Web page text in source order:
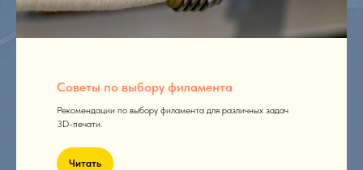
Советы по выбору филамента
Рекомендации по выбору филамента для различных задач
3D-печати.
Читать